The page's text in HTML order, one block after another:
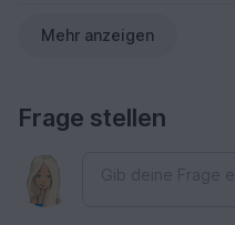
persönlicher
Mehr anzeigen
Frage stellen